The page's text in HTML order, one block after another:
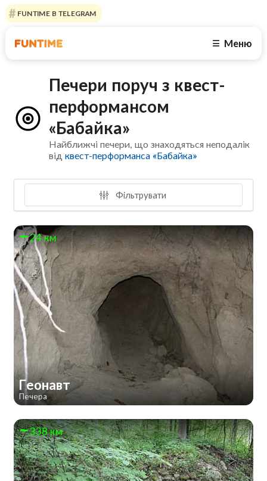
FUNTIME В TELEGRAM
☰ Меню
Печери поруч з квест-
перформансом
«Бабайка»
Найближчі печери, що знаходяться неподалік
відквест-перформанса «Бабайка»
Фільтрувати
24 км
Геонавт
Печера
338 км